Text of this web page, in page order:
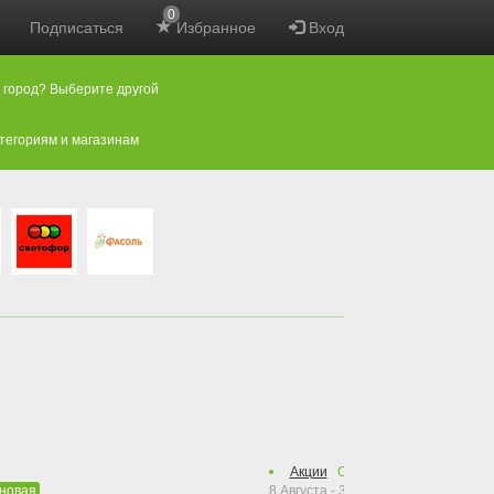
Подписаться Избранное
0
Вход
Выберите другой
и магазинам
новая
Акции Осталось
8 Августа - 30 Октября 2026